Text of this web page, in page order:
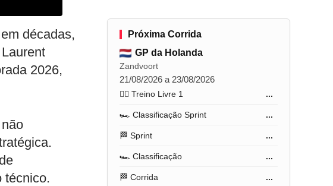
décadas,
2026,
técnico.
Próxima Corrida
GP da Holanda
Zandvoort
21/08/2026 a 23/08/2026
🏋️‍♂️ Treino Livre 1 ...
🏎️ Classificação Sprint ...
🏁 Sprint ...
🏎️ Classificação ...
🏁 Corrida ...